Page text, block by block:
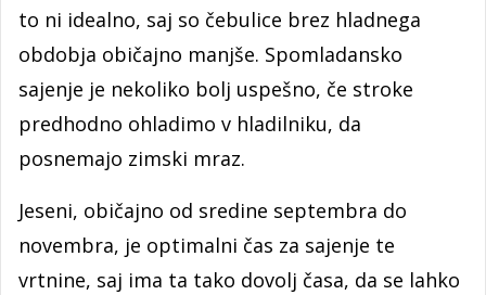
to ni idealno, saj so čebulice brez hladnega
obdobja običajno manjše. Spomladansko
sajenje je nekoliko bolj uspešno, če stroke
predhodno ohladimo v hladilniku, da
posnemajo zimski mraz.
Jeseni, običajno od sredine septembra do
novembra, je optimalni čas za sajenje te
vrtnine, saj ima ta tako dovolj časa, da se lahko